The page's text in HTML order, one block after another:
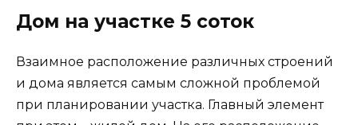
Дом на участке 5 соток
Взаимное расположение различных строений
и дома является самым сложной проблемой
при планировании участка. Главный элемент